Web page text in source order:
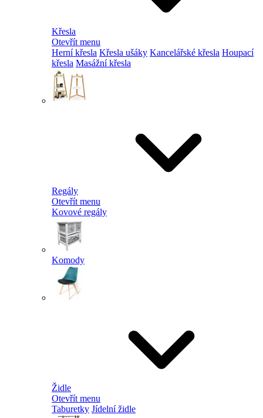
Křesla
Otevřít menu
Herní křesla Křesla ušáky Kancelářské křesla Houpací
křesla Masážní křesla
Regály
Otevřít menu
Kovové regály
Komody
Židle
Otevřít menu
Taburetky Jídelní židle